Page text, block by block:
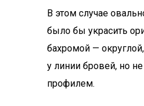
В этом случае
было бы украсить
бахромой —
у линии бровей, но не
профилем.